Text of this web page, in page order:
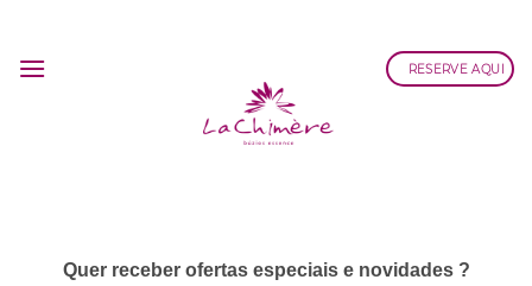
content
RESERVE AQUI
Quer receber ofertas especiais e novidades ?